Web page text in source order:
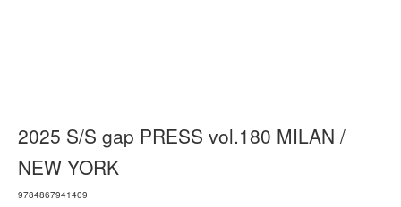
2025 S/S gap PRESS vol.180 MILAN /
NEW YORK
9784867941409